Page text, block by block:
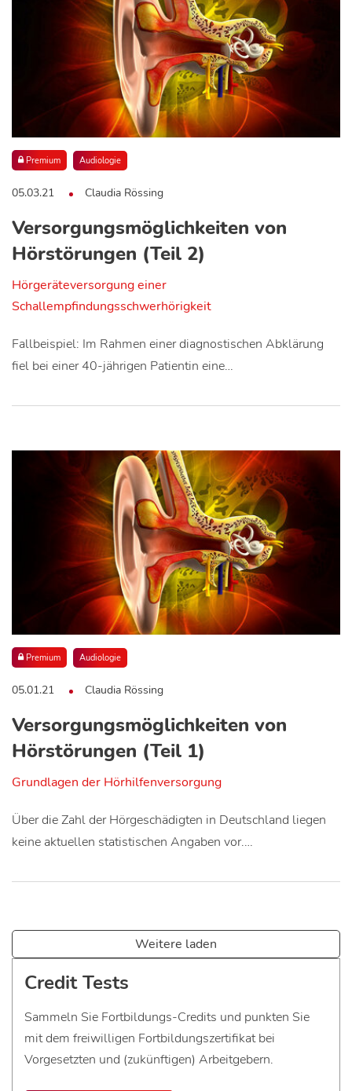
Premium Audiologie
05.03.21 Claudia Rössing
Versorgungsmöglichkeiten von
Hörstörungen (Teil 2)
Hörgeräteversorgung einer
Schallempfindungsschwerhörigkeit
Fallbeispiel: Im Rahmen einer diagnostischen Abklärung
fiel bei einer 40-jährigen Patientin eine…
Premium Audiologie
05.01.21 Claudia Rössing
Versorgungsmöglichkeiten von
Hörstörungen (Teil 1)
Grundlagen der Hörhilfenversorgung
Über die Zahl der Hörgeschädigten in Deutschland liegen
keine aktuellen statistischen Angaben vor.…
Weitere laden
Credit Tests
Sammeln Sie Fortbildungs-Credits und punkten Sie
mit dem freiwilligen Fortbildungszertifikat bei
Vorgesetzten und (zukünftigen) Arbeitgebern.